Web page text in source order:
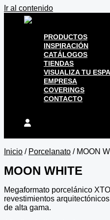
Ir al contenido
PRODUCTOS
INSPIRACIÓN
CATÁLOGOS
TIENDAS
VISUALIZA TU
EMPRESA
COVERINGS
CONTACTO
Inicio / Porcelanato / MOON
MOON WHITE
Megaformato porcelánico
revestimientos
de alta gama.